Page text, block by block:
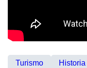
Turismo Historia